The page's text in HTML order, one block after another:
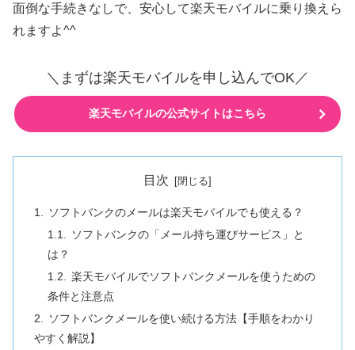
面倒な手続きなしで、安心して楽天モバイルに乗り換えら
れますよ^^
＼まずは楽天モバイルを申し込んでOK／
楽天モバイルの公式サイトはこちら
目次
ソフトバンクのメールは楽天モバイルでも使える？
ソフトバンクの「メール持ち運びサービス」と
は？
楽天モバイルでソフトバンクメールを使うための
条件と注意点
ソフトバンクメールを使い続ける方法【手順をわかり
やすく解説】